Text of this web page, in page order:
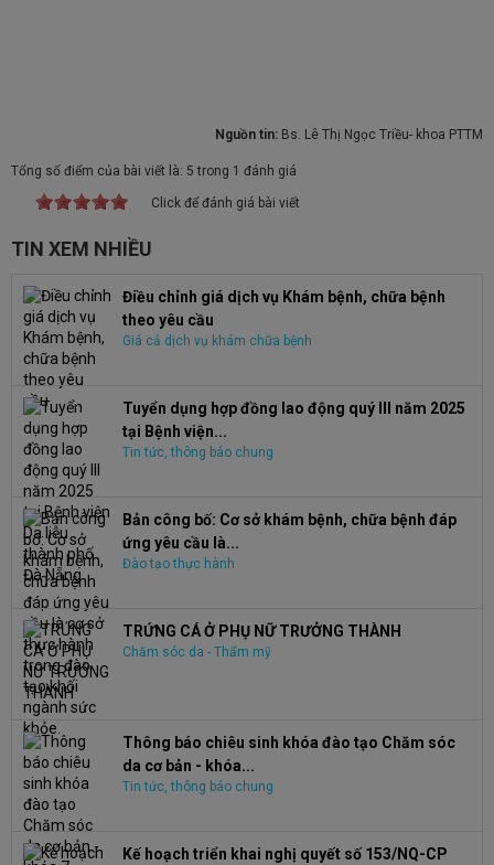
Nguồn tin: Bs. Lê Thị Ngọc Triều- khoa PTTM
Tổng số điểm của bài viết là: 5 trong 1 đánh giá
Click để đánh giá bài viết
TIN XEM NHIỀU
Điều chỉnh giá dịch vụ Khám bệnh, chữa bệnh
theo yêu cầu
Giá cả dịch vụ khám chữa bệnh
Tuyển dụng hợp đồng lao động quý III năm 2025
tại Bệnh viện...
Tin tức, thông báo chung
Bản công bố: Cơ sở khám bệnh, chữa bệnh đáp
ứng yêu cầu là...
Đào tạo thực hành
TRỨNG CÁ Ở PHỤ NỮ TRƯỞNG THÀNH
Chăm sóc da - Thẩm mỹ
Thông báo chiêu sinh khóa đào tạo Chăm sóc
da cơ bản - khóa...
Tin tức, thông báo chung
Kế hoạch triển khai nghị quyết số 153/NQ-CP